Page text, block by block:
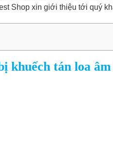
Shop xin giới thiệu tới quý
khuếch tán loa